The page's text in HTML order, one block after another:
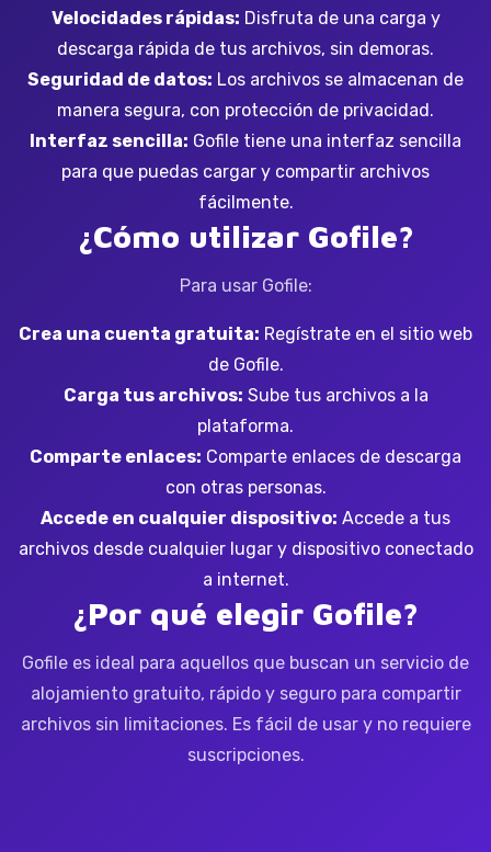
Velocidades rápidas: Disfruta de una carga y
descarga rápida de tus archivos, sin demoras.
Seguridad de datos: Los archivos se almacenan de
manera segura, con protección de privacidad.
Interfaz sencilla: Gofile tiene una interfaz sencilla
para que puedas cargar y compartir archivos
fácilmente.
¿Cómo utilizar Gofile?
Para usar Gofile:
Crea una cuenta gratuita: Regístrate en el sitio web
de Gofile.
Carga tus archivos: Sube tus archivos a la
plataforma.
Comparte enlaces: Comparte enlaces de descarga
con otras personas.
Accede en cualquier dispositivo: Accede a tus
archivos desde cualquier lugar y dispositivo conectado
a internet.
¿Por qué elegir Gofile?
Gofile es ideal para aquellos que buscan un servicio de
alojamiento gratuito, rápido y seguro para compartir
archivos sin limitaciones. Es fácil de usar y no requiere
suscripciones.